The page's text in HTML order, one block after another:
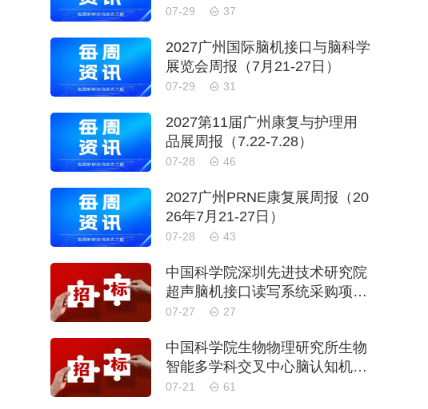
报）
07-29 37
2027广州国际脑机接口与脑科学
展览会周报（7月21-27日）
07-29 31
2027第11届广州康复与护理用
品展周报（7.22-7.28）
07-28 46
2027广州PRNE康复展周报（20
26年7月21-27日）
07-28 43
中国科学院深圳先进技术研究院
超声脑机接口读写系统采购项目
公开招标公告
07-27 27
中国科学院生物物理研究所生物
智能多学科交叉中心脑认知机理
与脑机融合交叉研究平台物业管
07-21 61